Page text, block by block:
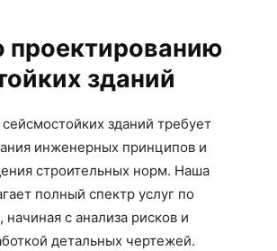
проектированию
зданий
зданий требует
инженерных принципов и
строительных норм. Наша
полный спектр услуг по
с анализа рисков и
детальных чертежей.